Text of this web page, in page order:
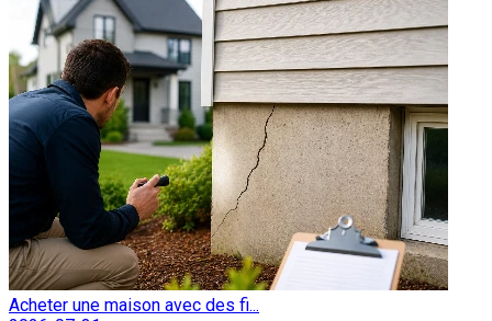
Acheter une maison avec des fi...